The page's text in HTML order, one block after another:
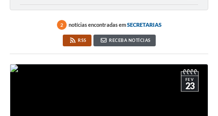
2 notícias encontradas emSECRETARIAS
RSS RECEBA NOTÍCIAS
FEV
23